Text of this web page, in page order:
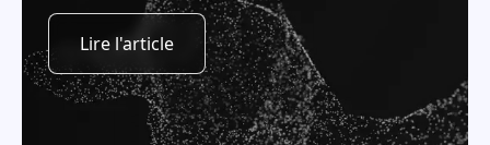
Lire l'article